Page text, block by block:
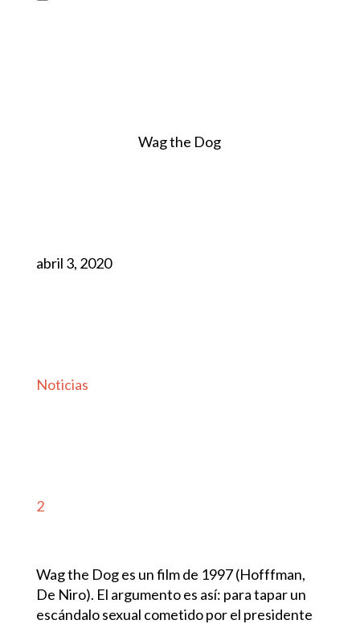
Wag the Dog
abril 3, 2020
Noticias
2
Wag the Dog es un film de 1997 (Hofffman,
De Niro). El argumento es así: para tapar un
escándalo sexual cometido por el presidente